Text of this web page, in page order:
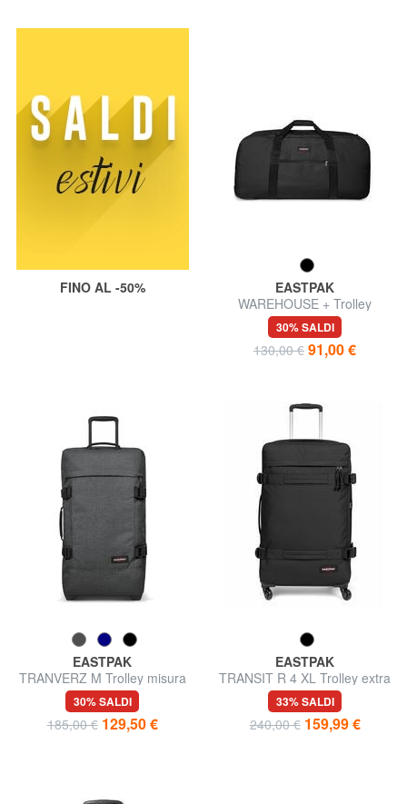
FINO AL -50%
EASTPAK
WAREHOUSE + Trolley
borsone misura grande
30% SALDI
130,00 € 91,00 €
EASTPAK
TRANVERZ M Trolley misura
media
30% SALDI
185,00 € 129,50 €
EASTPAK
TRANSIT R 4 XL Trolley extra
grande
33% SALDI
240,00 € 159,99 €